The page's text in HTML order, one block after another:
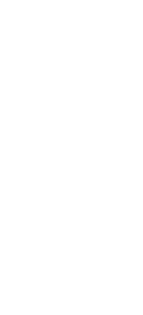
Joseph,